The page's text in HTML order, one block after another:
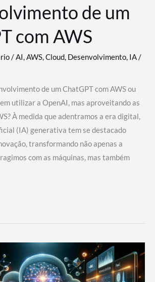
de um
com AWS
/AI,AWS,Cloud, Desenvolvimento, IA/
de um ChatGPT com AWS ou
utilizar a OpenAI, mas aproveitando as
À medida que adentramos a era digital,
(IA) generativa tem se destacado
transformando não apenas a
com as máquinas, mas também